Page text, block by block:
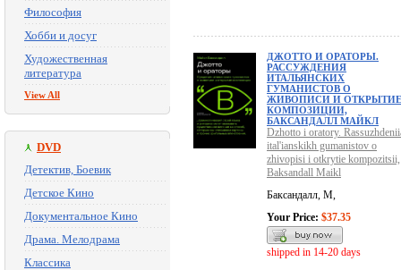
Философия
Хобби и досуг
Художественная
литература
View All
DVD
Детектив, Боевик
Детское Кино
Документальное Кино
Драма. Мелодрама
Классика
ДЖОТТО И ОРАТОРЫ.
РАССУЖДЕНИЯ
ИТАЛЬЯНСКИХ
ГУМАНИСТОВ О
ЖИВОПИСИ И ОТКРЫТИЕ
КОМПОЗИЦИИ,
БАКСАНДАЛЛ МАЙКЛ
Dzhotto i oratory.
ital'ianskikh gumanistov o
zhivopisi i otkrytie kompozitsii,
Baksandall Maikl
Баксандалл, М,
Your Price: $37.35
shipped in 14-20 days